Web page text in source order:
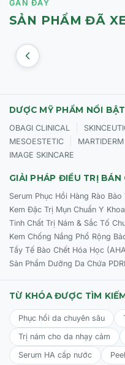
GẦN ĐÂY
SẢN PHẨM ĐÃ
DƯỢC MỸ PHẨM NỔI BẬT
OBAGI CLINICAL
MESOESTETIC MARTIDERM
IMAGE SKINCARE
GIẢI PHÁP ĐIỀU TRỊ BÁN
Serum Phục Hồi Hàng Rào Bảo
Kem Đặc Trị Mụn Chuẩn Y Khoa
Tinh Chất Trị Nám & Sắc Tố
Kem Chống Nắng Phổ Rộng
Tẩy Tế Bào Chết Hóa Học
Sản Phẩm Dưỡng Da Chứa
TỪ KHÓA ĐƯỢC TÌM
Phục hồi da chuyên sâu
Trị nám cho da nhạy cảm
Serum HA cấp nước